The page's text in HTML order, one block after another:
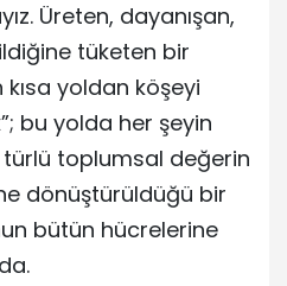
Üreten, dayanışan,
tüketen bir
yoldan köşeyi
bu yolda her şeyin
türlü toplumsal değerin
dönüştürüldüğü bir
bütün hücrelerine